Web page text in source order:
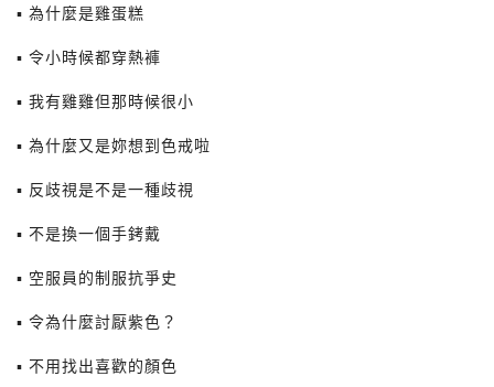
▪ 為什麼是雞蛋糕
▪ 令小時候都穿熱褲
▪ 我有雞雞但那時候很小
▪ 為什麼又是妳想到色戒啦
▪ 反歧視是不是一種歧視
▪ 不是換一個手銬戴
▪ 空服員的制服抗爭史
▪ 令為什麼討厭紫色？
▪ 不用找出喜歡的顏色